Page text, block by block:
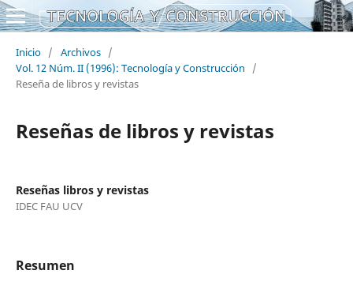
Inicio / Archivos /
Vol. 12 Núm. II (1996): Tecnología y Construcción
/
Reseña de libros y revistas
Reseñas de libros y revistas
Reseñas libros y revistas
IDEC FAU UCV
Resumen